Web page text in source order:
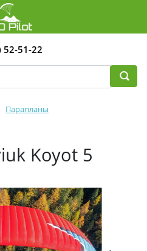
52-51-22
Парапланы
Koyot 5